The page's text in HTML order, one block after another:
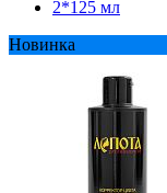
2*125 мл
Новинка